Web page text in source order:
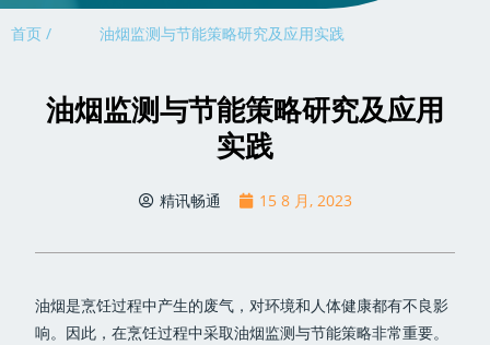
首页 / 油烟监测与节能策略研究及应用实践
油烟监测与节能策略研究及应用
实践
精讯畅通 15 8 月, 2023
油烟是烹饪过程中产生的废气，对环境和人体健康都有不良影
响。因此，在烹饪过程中采取油烟监测与节能策略非常重要。